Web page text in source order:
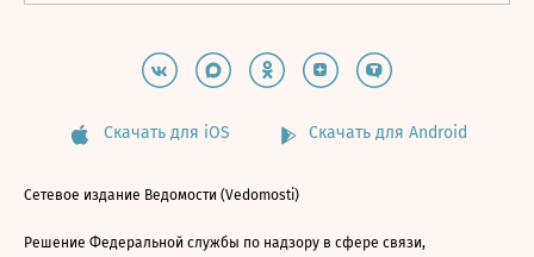
Скачать для iOS Скачать для Android
Сетевое издание Ведомости (Vedomosti)
Решение Федеральной службы по надзору в сфере связи,